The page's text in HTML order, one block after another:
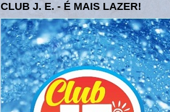
CLUB J. E. - É MAIS LAZER!